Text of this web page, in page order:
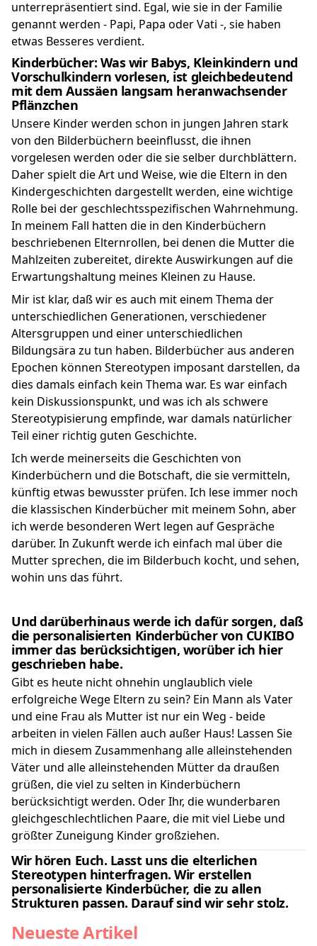
unterrepräsentiert sind. Egal, wie sie in der Familie
genannt werden - Papi, Papa oder Vati -, sie haben
etwas Besseres verdient.
Kinderbücher: Was wir Babys, Kleinkindern und
Vorschulkindern vorlesen, ist gleichbedeutend
mit dem Aussäen langsam heranwachsender
Pflänzchen
Unsere Kinder werden schon in jungen Jahren stark
von den Bilderbüchern beeinflusst, die ihnen
vorgelesen werden oder die sie selber durchblättern.
Daher spielt die Art und Weise, wie die Eltern in den
Kindergeschichten dargestellt werden, eine wichtige
Rolle bei der geschlechtsspezifischen Wahrnehmung.
In meinem Fall hatten die in den Kinderbüchern
beschriebenen Elternrollen, bei denen die Mutter die
Mahlzeiten zubereitet, direkte Auswirkungen auf die
Erwartungshaltung meines Kleinen zu Hause.
Mir ist klar, daß wir es auch mit einem Thema der
unterschiedlichen Generationen, verschiedener
Altersgruppen und einer unterschiedlichen
Bildungsära zu tun haben. Bilderbücher aus anderen
Epochen können Stereotypen imposant darstellen, da
dies damals einfach kein Thema war. Es war einfach
kein Diskussionspunkt, und was ich als schwere
Stereotypisierung empfinde, war damals natürlicher
Teil einer richtig guten Geschichte.
Ich werde meinerseits die Geschichten von
Kinderbüchern und die Botschaft, die sie vermitteln,
künftig etwas bewusster prüfen. Ich lese immer noch
die klassischen Kinderbücher mit meinem Sohn, aber
ich werde besonderen Wert legen auf Gespräche
darüber. In Zukunft werde ich einfach mal über die
Mutter sprechen, die im Bilderbuch kocht, und sehen,
wohin uns das führt.
Und darüberhinaus werde ich dafür sorgen, daß
die personalisierten Kinderbücher von CUKIBO
immer das berücksichtigen, worüber ich hier
geschrieben habe.
Gibt es heute nicht ohnehin unglaublich viele
erfolgreiche Wege Eltern zu sein? Ein Mann als Vater
und eine Frau als Mutter ist nur ein Weg - beide
arbeiten in vielen Fällen auch außer Haus! Lassen Sie
mich in diesem Zusammenhang alle alleinstehenden
Väter und alle alleinstehenden Mütter da draußen
grüßen, die viel zu selten in Kinderbüchern
berücksichtigt werden. Oder Ihr, die wunderbaren
gleichgeschlechtlichen Paare, die mit viel Liebe und
größter Zuneigung Kinder großziehen.
Wir hören Euch. Lasst uns die elterlichen
Stereotypen hinterfragen. Wir erstellen
personalisierte Kinderbücher, die zu allen
Strukturen passen. Darauf sind wir sehr stolz.
Neueste Artikel